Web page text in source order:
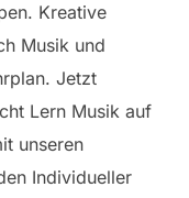
Kreative
Musik und
Jetzt
Lern Musik auf
unseren
Individueller